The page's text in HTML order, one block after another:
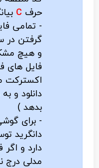
حرف C
- تمامی
گرفتن
و هیچ
فایل های
اکسترکت
دانلود و
بدهد )
- برای
دانگرید
دارد و اگر
مدلی درج